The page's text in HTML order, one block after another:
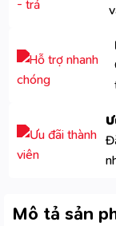
Mô tả sản